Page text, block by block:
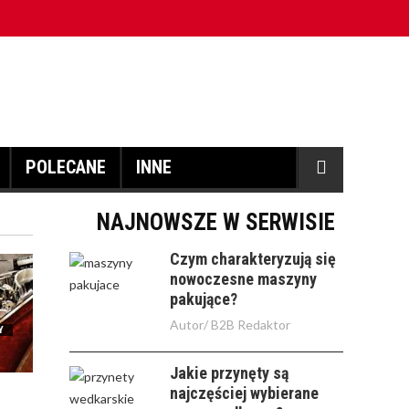
POLECANE INNE
NAJNOWSZE W SERWISIE
Czym charakteryzują się
nowoczesne maszyny
pakujące?
Autor/ B2B Redaktor
Jakie przynęty są
najczęściej wybierane